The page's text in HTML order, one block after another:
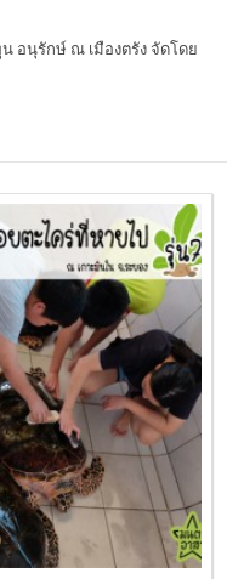
อนุรักษ์ ณ เมืองตรัง จัดโดย